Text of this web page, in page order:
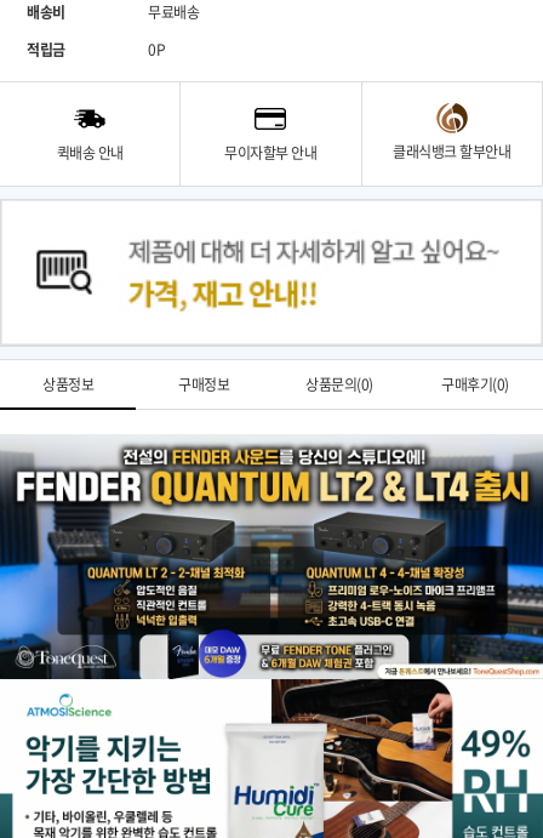
배송비
무료배송
적립금
0P
퀵배송 안내 무이자할부 안내 클래식뱅크 할부안내
상품정보 구매정보 상품문의(0) 구매후기(0)